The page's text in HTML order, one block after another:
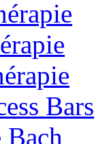
Bars
Bach